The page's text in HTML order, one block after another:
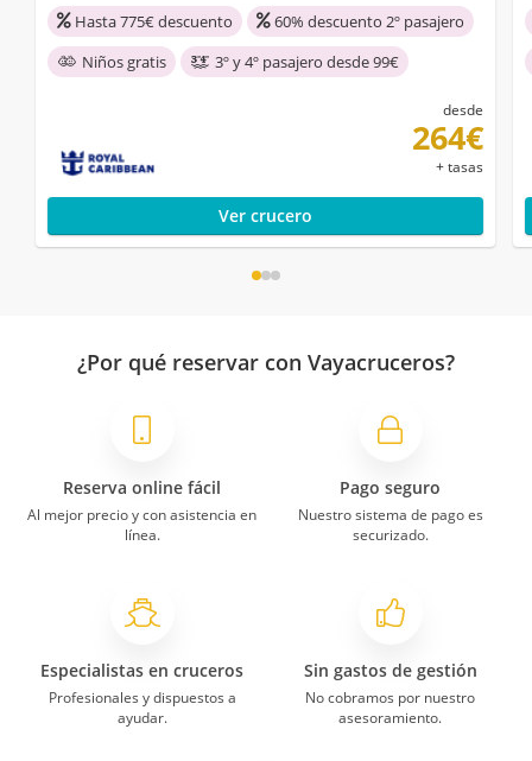
Hasta 775€ descuento
60% descuento 2º pasajero
Niños gratis
3º y 4º pasajero desde 99€
desde
264€
+ tasas
Ver crucero
¿Por qué reservar con Vayacruceros?
Reserva online fácil
Al mejor precio y con asistencia en
línea.
Pago seguro
Nuestro sistema de pago es
securizado.
Especialistas en cruceros
Profesionales y dispuestos a
ayudar.
Sin gastos de gestión
No cobramos por nuestro
asesoramiento.